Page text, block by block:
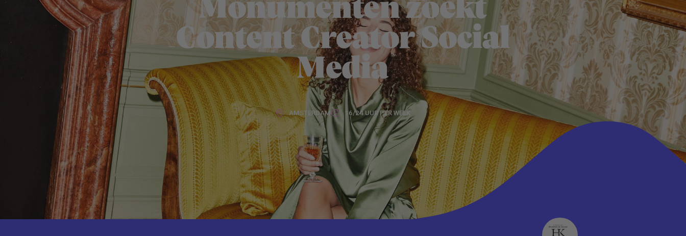
Monumenten zoekt
Content Creator Social
Media
AMSTERDAM 16/24 UUR PER WEEK